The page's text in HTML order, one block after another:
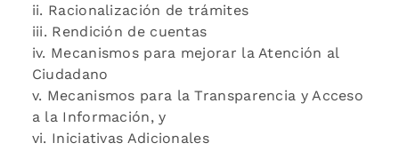
ii. Racionalización de trámites
iii. Rendición de cuentas
iv. Mecanismos para mejorar la Atención al
Ciudadano
v. Mecanismos para la Transparencia y Acceso
a la Información, y
vi. Iniciativas Adicionales